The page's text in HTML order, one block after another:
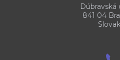
Dúbravská
841 04